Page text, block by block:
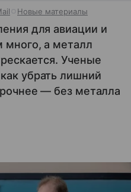
Новые материалы
для авиации и
много, а металл
Ученые
убрать лишний
— без металла